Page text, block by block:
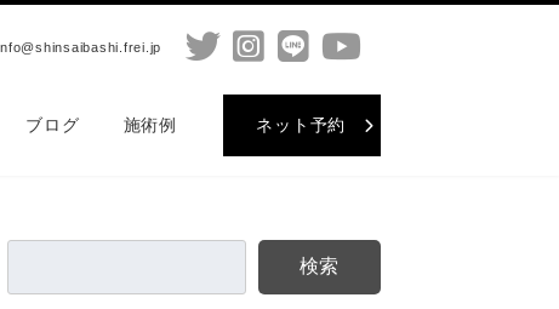
ブログ 施術例 ネット予約
検索